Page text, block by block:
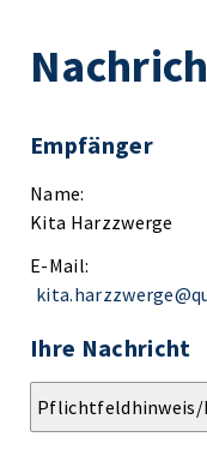
Empfänger
Name:
Kita Harzzwerge
E-Mail:
Ihre Nachricht